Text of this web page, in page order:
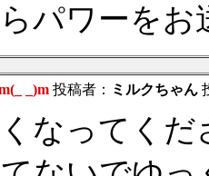
パワーをお
_)m 投稿者： ミルクちゃん
なってくだ